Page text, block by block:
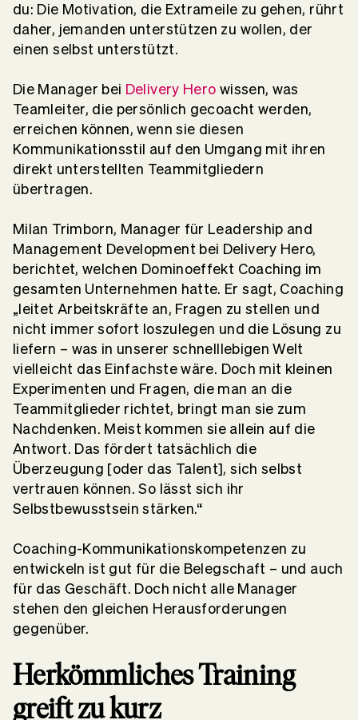
du: Die Motivation, die Extrameile zu gehen, rührt
daher, jemanden unterstützen zu wollen, der
einen selbst unterstützt.
Die Manager bei Delivery Hero wissen, was
Teamleiter, die persönlich gecoacht werden,
erreichen können, wenn sie diesen
Kommunikationsstil auf den Umgang mit ihren
direkt unterstellten Teammitgliedern
übertragen.
Milan Trimborn, Manager für Leadership and
Management Development bei Delivery Hero,
berichtet, welchen Dominoeffekt Coaching im
gesamten Unternehmen hatte. Er sagt, Coaching
„leitet Arbeitskräfte an, Fragen zu stellen und
nicht immer sofort loszulegen und die Lösung zu
liefern – was in unserer schnelllebigen Welt
vielleicht das Einfachste wäre. Doch mit kleinen
Experimenten und Fragen, die man an die
Teammitglieder richtet, bringt man sie zum
Nachdenken. Meist kommen sie allein auf die
Antwort. Das fördert tatsächlich die
Überzeugung [oder das Talent], sich selbst
vertrauen können. So lässt sich ihr
Selbstbewusstsein stärken.“
Coaching-Kommunikationskompetenzen zu
entwickeln ist gut für die Belegschaft – und auch
für das Geschäft. Doch nicht alle Manager
stehen den gleichen Herausforderungen
gegenüber.
Herkömmliches Training
greift zu kurz